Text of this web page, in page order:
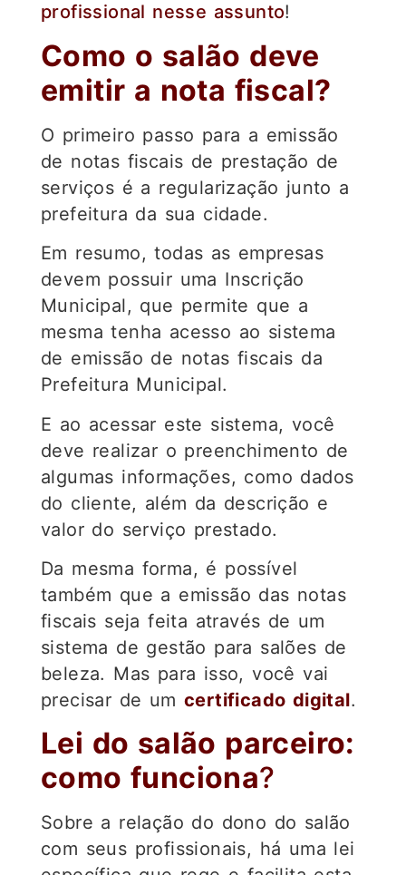
profissional nesse assunto!
Como o salão deve
emitir a nota fiscal?
O primeiro passo para a emissão
de notas fiscais de prestação de
serviços é a regularização junto a
prefeitura da sua cidade.
Em resumo, todas as empresas
devem possuir uma Inscrição
Municipal, que permite que a
mesma tenha acesso ao sistema
de emissão de notas fiscais da
Prefeitura Municipal.
E ao acessar este sistema, você
deve realizar o preenchimento de
algumas informações, como dados
do cliente, além da descrição e
valor do serviço prestado.
Da mesma forma, é possível
também que a emissão das notas
fiscais seja feita através de um
sistema de gestão para salões de
beleza. Mas para isso, você vai
precisar de um certificado digital.
Lei do salão parceiro:
como funciona?
Sobre a relação do dono do salão
com seus profissionais, há uma lei